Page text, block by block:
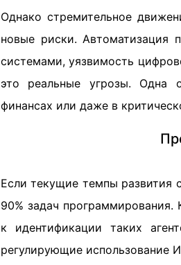
Однако стремительное
новые риски. Автоматизация
системами, уязвимость
это реальные угрозы. Одна
финансах или даже в
Если текущие темпы развития
90% задач программирования.
к идентификации таких
регулирующие использование